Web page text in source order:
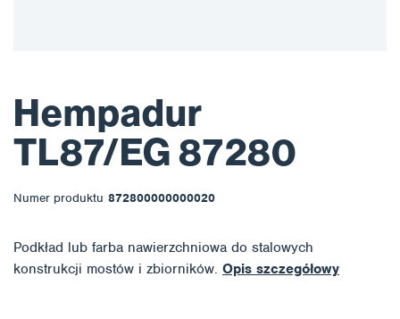
Hempadur
TL87/EG 87280
Numer produktu 872800000000020
Podkład lub farba nawierzchniowa do stalowych
konstrukcji mostów i zbiorników. Opis szczegółowy